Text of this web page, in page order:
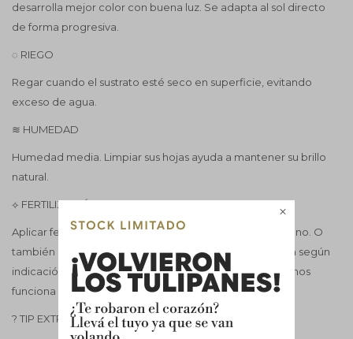

desarrolla mejor color con buena luz. Se adapta al sol directo
de forma progresiva.
◌ RIEGO
Regar cuando el sustrato esté seco en superficie, evitando
exceso de agua.
≋ HUMEDAD
Humedad media. Limpiar sus hojas ayuda a mantener su brillo
natural.
⟡ FERTILIZACIÓN
Aplicar fertilizante cada 15 días durante primavera y verano. O
también se puede usar el fertilizante de liberación lenta según
indicación del fabricante, este lo recomendamos más, nos
funciona muy bien.
? TIP EXTRA